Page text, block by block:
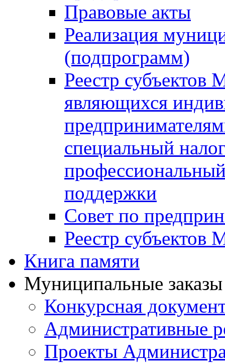
Правовые акты
Реализация
(подпрограмм)
Реестр
являющихся
специальный
поддержки
Совет по
Реестр
Книга памяти
Муниципальные
Конкурсная
Административные
Проекты